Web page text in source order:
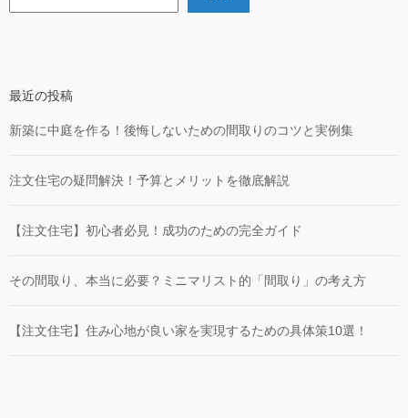
最近の投稿
新築に中庭を作る！後悔しないための間取りのコツと実例集
注文住宅の疑問解決！予算とメリットを徹底解説
【注文住宅】初心者必見！成功のための完全ガイド
その間取り、本当に必要？ミニマリスト的「間取り」の考え方
【注文住宅】住み心地が良い家を実現するための具体策10選！